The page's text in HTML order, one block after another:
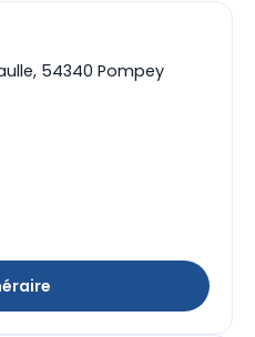
54340 Pompey